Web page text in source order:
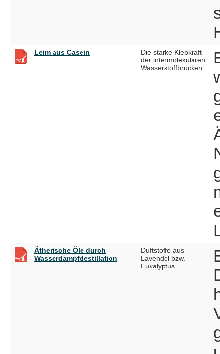
Leim aus Casein
Die starke Klebkraft
der intermolekularen
Wasserstoffbrücken
Ätherische Öle durch
Wasserdampfdestillation
Duftstoffe aus
Lavendel bzw.
Eukalyptus